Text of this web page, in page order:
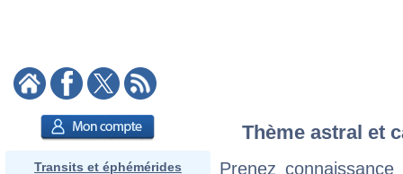
Transits et éphémérides
Thème astral et
Prenez